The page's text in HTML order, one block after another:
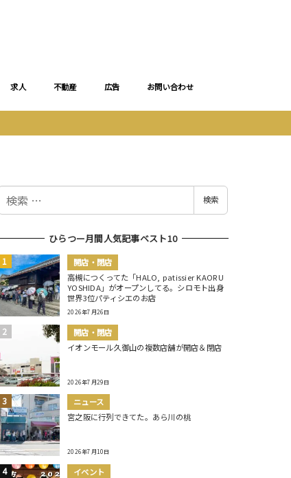
求人 不動産 広告 お問い合わせ
検索
ひらつー月間人気記事ベスト10
開店・閉店
高槻につくってた「HALO, patissier KAORU
YOSHIDA」がオープンしてる。シロモト出身
世界3位パティシエのお店
2026年7月26日
開店・閉店
イオンモール久御山の複数店舗が開店＆閉店
2026年7月29日
ニュース
宮之阪に行列できてた。あら川の桃
2026年7月10日
イベント